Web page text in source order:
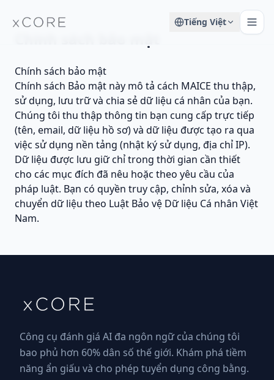
Tiếng Việt
Chính sách bảo mật
Chính sách Bảo mật này mô tả cách MAICE thu thập,
sử dụng, lưu trữ và chia sẻ dữ liệu cá nhân của bạn.
Chúng tôi thu thập thông tin bạn cung cấp trực tiếp
(tên, email, dữ liệu hồ sơ) và dữ liệu được tạo ra qua
việc sử dụng nền tảng (nhật ký sử dụng, địa chỉ IP).
Dữ liệu được lưu giữ chỉ trong thời gian cần thiết
cho các mục đích đã nêu hoặc theo yêu cầu của
pháp luật. Bạn có quyền truy cập, chỉnh sửa, xóa và
chuyển dữ liệu theo Luật Bảo vệ Dữ liệu Cá nhân Việt
Nam.
Công cụ đánh giá AI đa ngôn ngữ của chúng tôi
bao phủ hơn 60% dân số thế giới. Khám phá tiềm
năng ẩn giấu và cho phép tuyển dụng công bằng.